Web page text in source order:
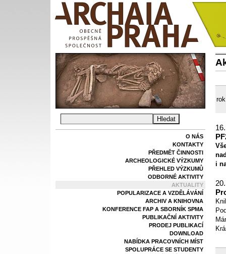
i
O NÁS
KONTAKTY
PŘEDMĚT ČINNOSTI
ARCHEOLOGICKÉ VÝZKUMY
PŘEHLED VÝZKUMŮ
ODBORNÉ AKTIVITY
AKTUALITY
POPULARIZACE A VZDĚLÁVÁNÍ
ARCHIV A KNIHOVNA
KONFERENCE FAP A SBORNÍK SPMA
PUBLIKAČNÍ AKTIVITY
PRODEJ PUBLIKACÍ
DOWNLOAD
NABÍDKA PRACOVNÍCH MÍST
SPOLUPRÁCE SE STUDENTY